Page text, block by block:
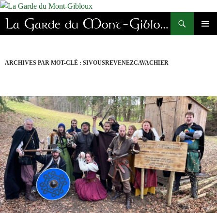
Aller
au
contenu
La Garde du Mont-Gibloux
Recherche
ARCHIVES PAR MOT-CLÉ : SIVOUSREVENEZCAVACHIER